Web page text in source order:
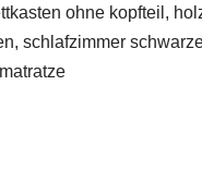
ohne kopfteil,
schlafzimmer